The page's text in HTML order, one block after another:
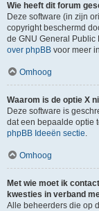
Wie heeft dit forum
Deze software (in zijn
copyright beschermd
de GNU General
over phpBB voor meer
Omhoog
Waarom is de optie X
Deze software is
dat een bepaalde optie
phpBB Ideeën sectie.
Omhoog
Met wie moet ik
kwesties in verband
Alle beheerders die op